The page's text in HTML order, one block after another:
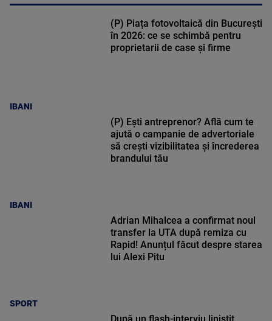
IBANI
(P) Piața fotovoltaică din București
în 2026: ce se schimbă pentru
proprietarii de case și firme
IBANI
(P) Ești antreprenor? Află cum te
ajută o campanie de advertoriale
să crești vizibilitatea și încrederea
brandului tău
SPORT
Adrian Mihalcea a confirmat noul
transfer la UTA după remiza cu
Rapid! Anunțul făcut despre starea
lui Alexi Pitu